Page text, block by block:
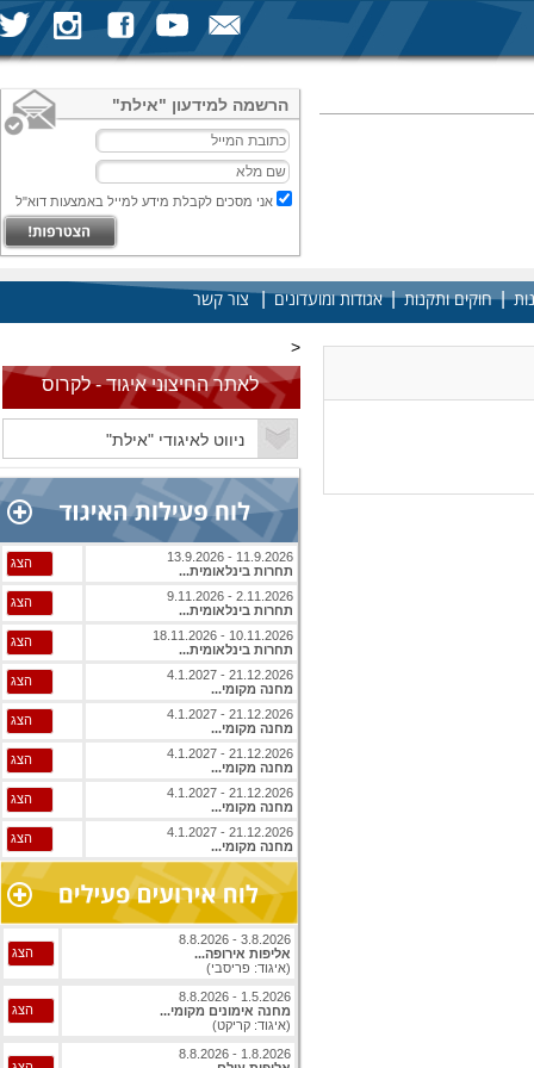
הרשמה למידעון "אילת"
אני מסכים לקבלת מידע למייל באמצעות דוא"ל
|חוקים ותקנות|אגודות ומועדונים| צור קשר
<
לאתר החיצוני איגוד - לקרוס
11.9.2026 - 13.9.2026
תחרות בינלאומית...
הצג
2.11.2026 - 9.11.2026
תחרות בינלאומית...
הצג
10.11.2026 - 18.11.2026
תחרות בינלאומית...
הצג
21.12.2026 - 4.1.2027
מחנה מקומי...
הצג
21.12.2026 - 4.1.2027
מחנה מקומי...
הצג
21.12.2026 - 4.1.2027
מחנה מקומי...
הצג
21.12.2026 - 4.1.2027
מחנה מקומי...
הצג
21.12.2026 - 4.1.2027
מחנה מקומי...
הצג
3.8.2026 - 8.8.2026
אליפות אירופה...
(איגוד: פריסבי)
הצג
1.5.2026 - 8.8.2026
מחנה אימונים מקומי...
(איגוד: קריקט)
הצג
1.8.2026 - 8.8.2026
הצג